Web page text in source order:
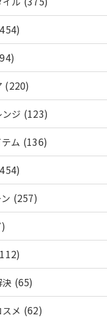
(220)
ジ (123)
ム (136)
(257)
決 (65)
メ (62)